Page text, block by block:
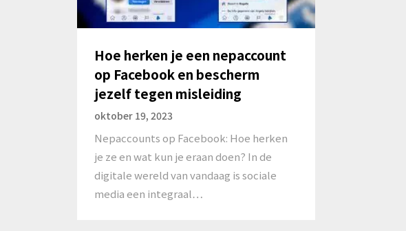
Hoe herken je een nepaccount
op Facebook en bescherm
jezelf tegen misleiding
oktober 19, 2023
Nepaccounts op Facebook: Hoe herken
je ze en wat kun je eraan doen? In de
digitale wereld van vandaag is sociale
media een integraal…